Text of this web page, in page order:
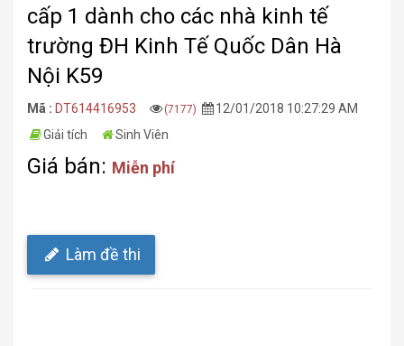
cấp 1 dành cho các nhà kinh tế
trường ĐH Kinh Tế Quốc Dân Hà
Nội K59
Mã : DT614416953 (7177)
12/01/2018 10:27:29 AM
Giải tích
Sinh Viên
Giá bán: Miễn phí
Làm đề thi